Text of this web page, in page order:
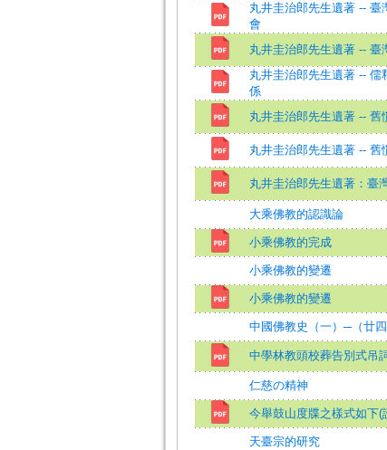
丸井圭治郎先生遺著 -- 臺
會
丸井圭治郎先生遺著 -- 臺
丸井圭治郎先生遺著 -- 儒
係
丸井圭治郎先生遺著 -- 舊
丸井圭治郎先生遺著 -- 舊
丸井圭治郎先生遺著：臺
大乘佛教的認識論
小乘佛教的完成
小乘佛教的變遷
小乘佛教的變遷
中國佛教史（一）─（廿四
中學林教頭校葬告別式吊
仁慈の精神
今舉鼓山度牒之樣式如下(
天臺宗的研究